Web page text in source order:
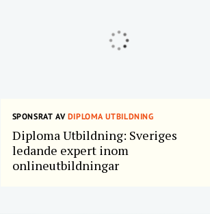
SPONSRAT AVDIPLOMA UTBILDNING
Diploma Utbildning: Sveriges
ledande expert inom
onlineutbildningar